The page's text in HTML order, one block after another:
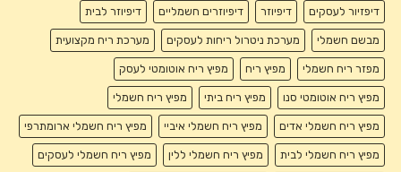
דיפזיור לעסקים דיפיוזר דיפיוזרים חשמליים דיפיוזר לבית
מבשם חשמלי מערכת ניטרול ריחות לעסקים מערכת ריח מקצועית
מפזר ריח חשמלי מפיץ ריח מפיץ ריח אוטומטי לעסק
מפיץ ריח אוטומטי סנו מפיץ ריח ביתי מפיץ ריח חשמלי
מפיץ ריח חשמלי אדים מפיץ ריח חשמלי איביי מפיץ ריח חשמלי ארומתרפי
מפיץ ריח חשמלי לבית מפיץ ריח חשמלי ללין מפיץ ריח חשמלי לעסקים